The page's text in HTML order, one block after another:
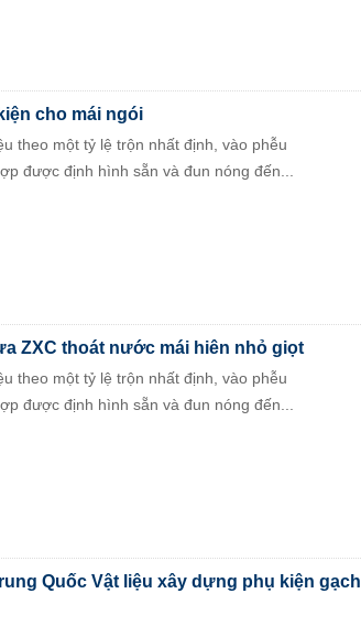
cho mái ngói
theo một tỷ lệ trộn nhất định, vào phễu
được định hình sẵn và đun nóng đến...
ZXC thoát nước mái hiên nhỏ giọt
theo một tỷ lệ trộn nhất định, vào phễu
được định hình sẵn và đun nóng đến...
Quốc Vật liệu xây dựng phụ kiện gạch